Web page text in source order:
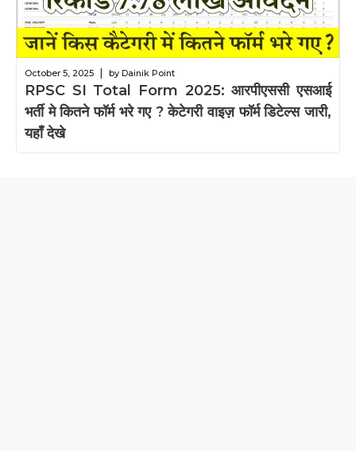
October 5, 2025 by Dainik Point
RPSC SI Total Form 2025: आरपीएससी एसआई
भर्ती मे कितने फॉर्म भरे गए ? केटेगरी वाइज़ फॉर्म डिटेल्स जारी,
यहाँ देखे